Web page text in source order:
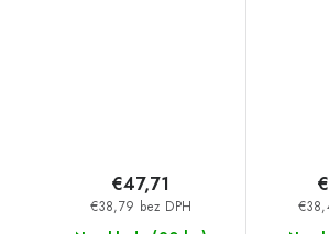
€38,79 bez DPH
€47,71